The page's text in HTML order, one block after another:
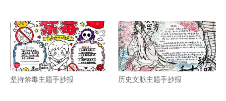
坚持禁毒主题手抄报 历史文脉主题手抄报